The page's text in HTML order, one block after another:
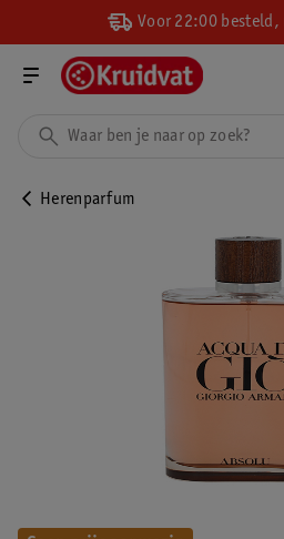
Voor 22:00 besteld,
Herenparfum